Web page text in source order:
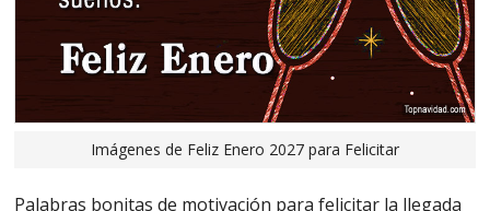
Imágenes de Feliz Enero 2027 para Felicitar
Palabras bonitas de motivación para felicitar la llegada